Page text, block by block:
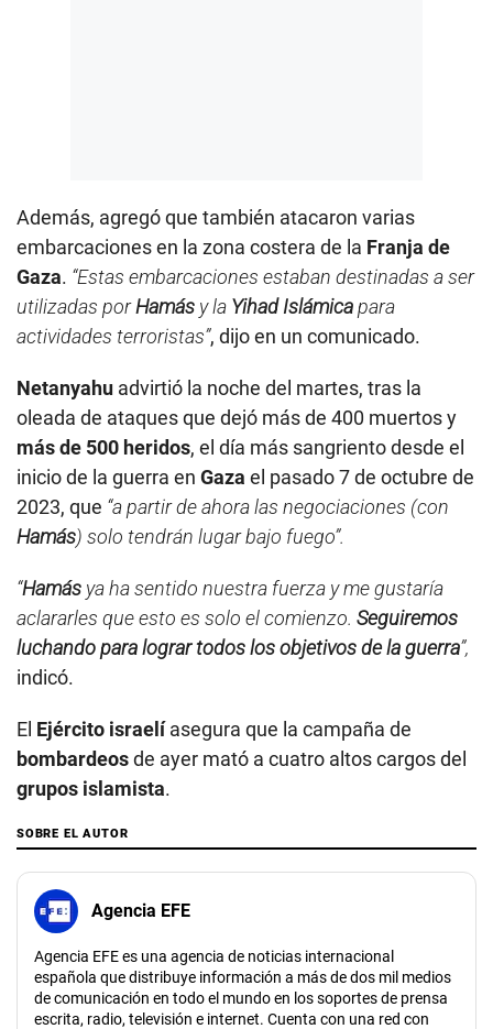
Además, agregó que también atacaron varias
embarcaciones en la zona costera de la Franja de
Gaza. “Estas embarcaciones estaban destinadas a ser
utilizadas porHamás y la Yihad Islámicapara
actividades terroristas”, dijo en un comunicado.
Netanyahu advirtió la noche del martes, tras la
oleada de ataques que dejó más de 400 muertos y
más de 500 heridos, el día más sangriento desde el
inicio de la guerra en Gaza el pasado 7 de octubre de
2023, que “a partir de ahora las negociaciones (con
Hamás) solo tendrán lugar bajo fuego”.
“Hamás ya ha sentido nuestra fuerza y me gustaría
aclararles que esto es solo el comienzo. Seguiremos
luchando para lograr todos los objetivos de la guerra”,
indicó.
El Ejército israelíasegura que la campaña de
bombardeosde ayer mató a cuatro altos cargos del
grupos islamista.
SOBRE EL AUTOR
Agencia EFE
Agencia EFE es una agencia de noticias internacional
española que distribuye información a más de dos mil medios
de comunicación en todo el mundo en los soportes de prensa
escrita, radio, televisión e internet. Cuenta con una red con